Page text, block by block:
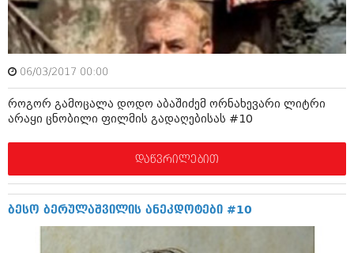
იანვარი 2011 (647)
(157)
დეკემბერი 2010 (881)
ნოემბერი 2010 (422)
ოქტომბერი 2010 (341)
სექტემბერი 2010 (449)
აგვისტო 2010 (461)
ივლისი 2010 (556)
მაისი 2010 (232)
მარტი 2010 (454)
იანვარი 2010 (422)
ნოემბერი 2009 (308)
06/03/2017 00:00
როგორ გამოცალა დოდო აბაშიძემ ორნახევარი ლიტრი
არაყი ცნობილი ფილმის გადაღებისას #10
დაწვრილებით
ბესო ბერულაშვილის ანეკდოტები #10